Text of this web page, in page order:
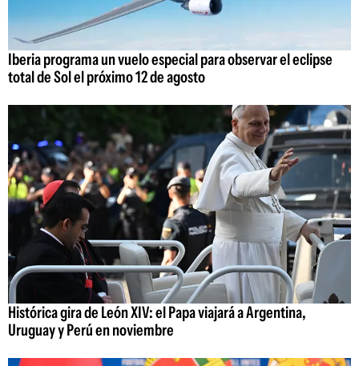
Iberia programa un vuelo especial para observar el eclipse
total de Sol el próximo 12 de agosto
Histórica gira de León XIV: el Papa viajará a Argentina,
Uruguay y Perú en noviembre